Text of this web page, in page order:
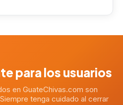
para los usuarios
en GuateChivas.com son
tenga cuidado al cerrar